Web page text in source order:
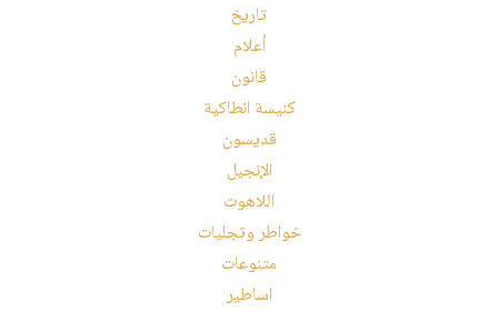
تاريخ
أعلام
قانون
كنيسة انطاكية
قديسون
الإنجيل
اللاهوت
خواطر وتجليات
متنوعات
اساطير